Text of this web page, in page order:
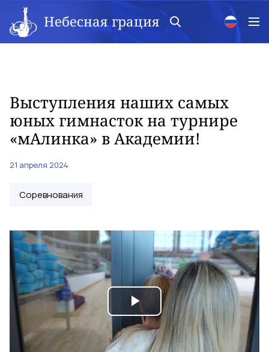
Небесная грация
Выступления наших самых
юных гимнасток на турнире
«мАлинка» в Академии!
21 апреля 2024
Соревнования
Play
Video